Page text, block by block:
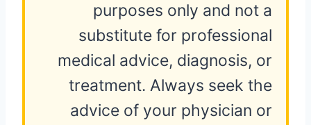
purposes only and not a
substitute for professional
medical advice, diagnosis, or
treatment. Always seek the
advice of your physician or